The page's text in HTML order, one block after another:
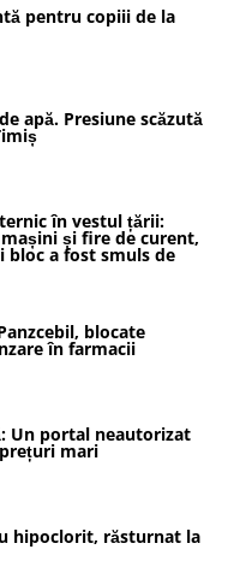
pentru copiii de la
apă. Presiune scăzută
în vestul țării:
și fire de curent,
bloc a fost smuls de
blocate
în farmacii
Un portal neautorizat
mari
hipoclorit, răsturnat la